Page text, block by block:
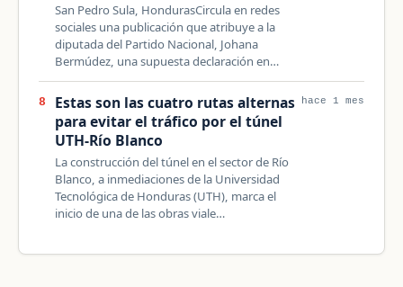
San Pedro Sula, HondurasCircula en redes
sociales una publicación que atribuye a la
diputada del Partido Nacional, Johana
Bermúdez, una supuesta declaración en…
8
Estas son las cuatro rutas alternas
para evitar el tráfico por el túnel
UTH-Río Blanco
La construcción del túnel en el sector de Río
Blanco, a inmediaciones de la Universidad
Tecnológica de Honduras (UTH), marca el
inicio de una de las obras viale…
hace 1 mes